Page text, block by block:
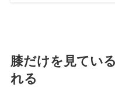
膝だけを見てい
れる